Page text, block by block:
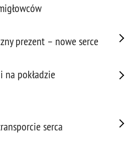
prezent – nowe serce
na pokładzie
serca